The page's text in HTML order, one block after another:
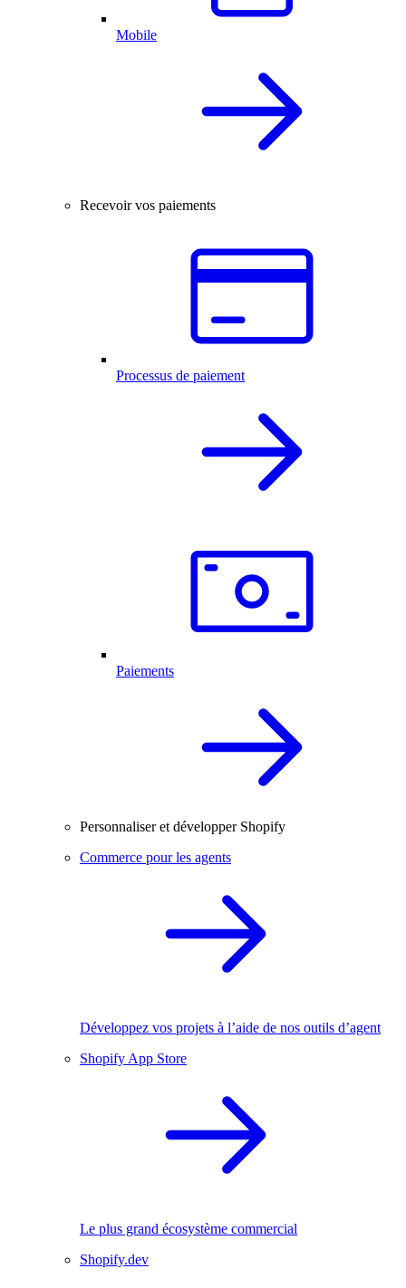
Mobile
Recevoir vos paiements
Processus de paiement
Paiements
Personnaliser et développer Shopify
Commerce pour les agents
Développez vos projets à l’aide de nos outils d’agent
Shopify App Store
Le plus grand écosystème commercial
Shopify.dev